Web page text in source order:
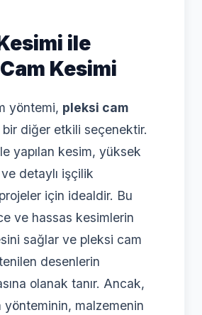
ile
Kesimi
yöntemi, pleksi cam
bir diğer etkili seçenektir.
ile yapılan kesim, yüksek
detaylı işçilik
için idealdir. Bu
ve hassas kesimlerin
sağlar ve pleksi cam
desenlerin
olanak tanır. Ancak,
yönteminin, malzemenin